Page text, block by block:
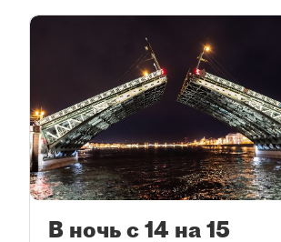
В ночь с 14 на 15